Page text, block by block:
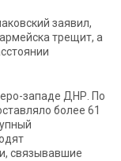
заявил,
трещит, а
западе ДНР. По
более 61
связывавшие